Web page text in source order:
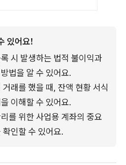
있어요!
시 발생하는 법적 불이익과
법을 알 수 있어요.
래를 했을 때, 잔액 현황 서식
이해할 수 있어요.
를 위한 사업용 계좌의 중요
인할 수 있어요.